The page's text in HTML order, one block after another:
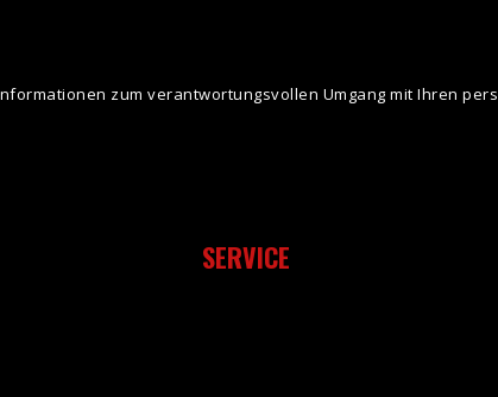
zum verantwortungsvollen Umgang mit Ihren
SERVICE